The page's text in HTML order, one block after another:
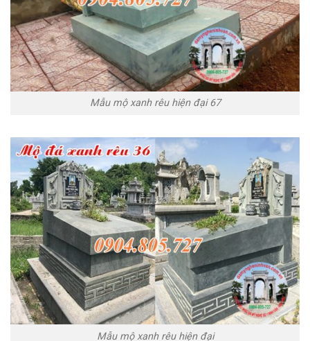
Mẫu mộ xanh rêu hiện đại 67
Mẫu mộ xanh rêu hiện đại